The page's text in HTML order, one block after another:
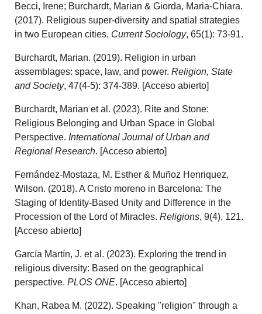
Becci, Irene; Burchardt, Marian & Giorda, Maria-Chiara.
(2017). Religious super-diversity and spatial strategies
in two European cities. Current Sociology, 65(1): 73-91.
Burchardt, Marian. (2019). Religion in urban
assemblages: space, law, and power.Religion, State
and Society, 47(4-5): 374-389. [Acceso abierto]
Burchardt, Marian et al. (2023). Rite and Stone:
Religious Belonging and Urban Space in Global
Perspective. International Journal of Urban and
Regional Research. [Acceso abierto]
Fernández-Mostaza, M. Esther & Muñoz Henriquez,
Wilson. (2018). A Cristo moreno in Barcelona: The
Staging of Identity-Based Unity and Difference in the
Procession of the Lord of Miracles.Religions, 9(4), 121.
[Acceso abierto]
García Martín, J. et al. (2023). Exploring the trend in
religious diversity: Based on the geographical
perspective.PLOS ONE. [Acceso abierto]
Khan, Rabea M. (2022). Speaking "religion" through a